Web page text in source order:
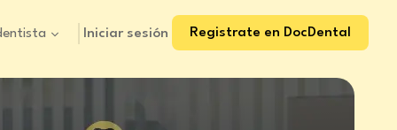
Iniciar sesión Registrate en DocDental